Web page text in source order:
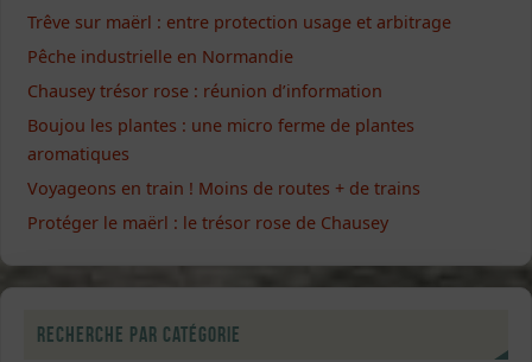
Trêve sur maërl : entre protection usage et arbitrage
Pêche industrielle en Normandie
Chausey trésor rose : réunion d’information
Boujou les plantes : une micro ferme de plantes
aromatiques
Voyageons en train ! Moins de routes + de trains
Protéger le maërl : le trésor rose de Chausey
Recherche par catégorie